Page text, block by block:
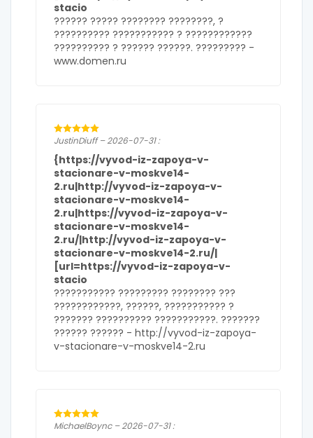
stacio
?????? ????? ???????? ????????, ?
?????????? ??????????? ? ????????????
?????????? ? ?????? ??????. ????????? -
www.domen.ru
JustinDiuff – 2026-07-31 :
{https://vyvod-iz-zapoya-v-
stacionare-v-moskve14-
2.ru|http://vyvod-iz-zapoya-v-
stacionare-v-moskve14-
2.ru|https://vyvod-iz-zapoya-v-
stacionare-v-moskve14-
2.ru/|http://vyvod-iz-zapoya-v-
stacionare-v-moskve14-2.ru/|
[url=https://vyvod-iz-zapoya-v-
stacio
??????????? ????????? ???????? ???
????????????, ??????, ??????????? ?
??????? ?????????? ???????????. ???????
?????? ?????? - http://vyvod-iz-zapoya-
v-stacionare-v-moskve14-2.ru
MichaelBoync – 2026-07-31 :